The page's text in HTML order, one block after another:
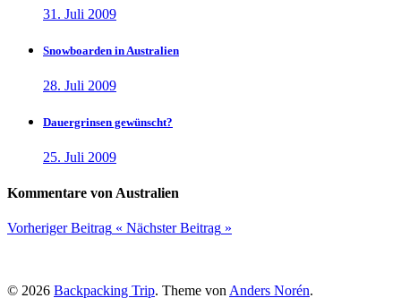
31. Juli 2009
Snowboarden in Australien
28. Juli 2009
Dauergrinsen gewünscht?
25. Juli 2009
Kommentare von Australien
Vorheriger Beitrag « Nächster Beitrag »
© 2026 Backpacking Trip. Theme von Anders Norén.